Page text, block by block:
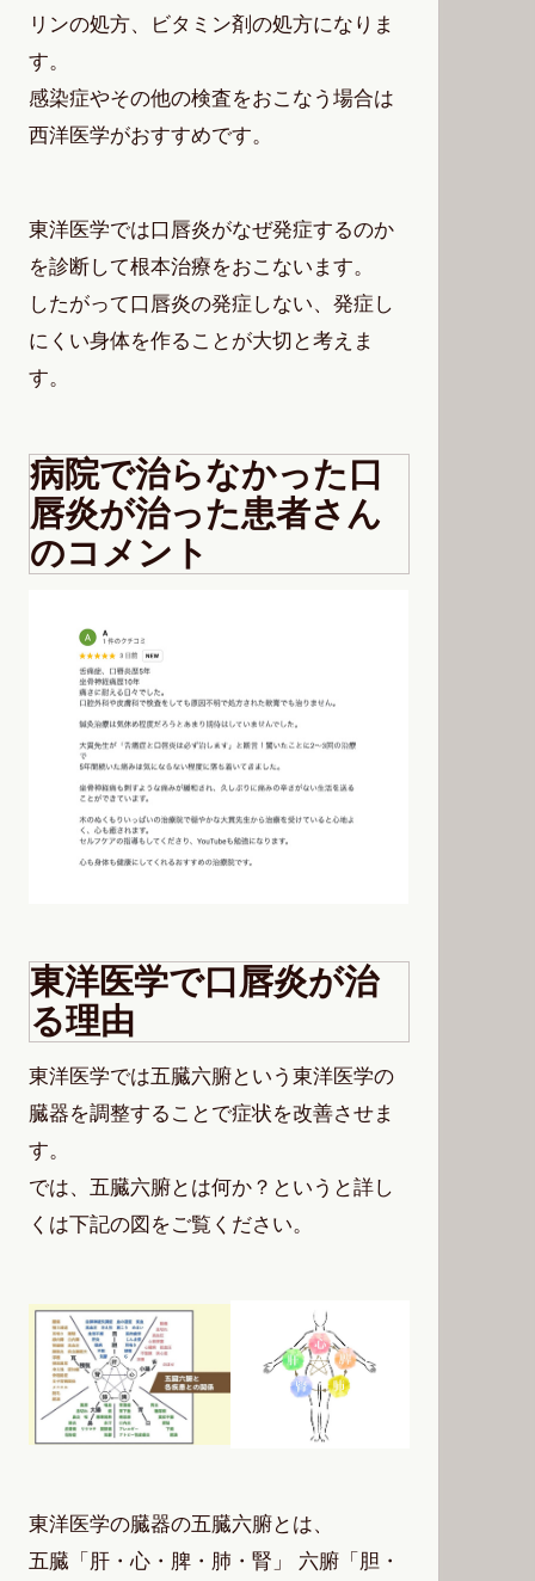
リンの処方、ビタミン剤の処方になりま
す。
感染症やその他の検査をおこなう場合は
西洋医学がおすすめです。
東洋医学では口唇炎がなぜ発症するのか
を診断して根本治療をおこないます。
したがって口唇炎の発症しない、発症し
にくい身体を作ることが大切と考えま
す。
病院で治らなかった口
唇炎が治った患者さん
のコメント
東洋医学で口唇炎が治
る理由
東洋医学では五臓六腑という東洋医学の
臓器を調整することで症状を改善させま
す。
では、五臓六腑とは何か？というと詳し
くは下記の図をご覧ください。
東洋医学の臓器の五臓六腑とは、
五臓「肝・心・脾・肺・腎」 六腑「胆・